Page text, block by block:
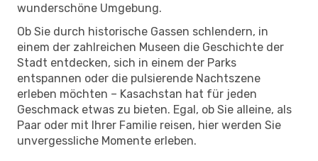
wunderschöne Umgebung.
Ob Sie durch historische Gassen schlendern, in
einem der zahlreichen Museen die Geschichte der
Stadt entdecken, sich in einem der Parks
entspannen oder die pulsierende Nachtszene
erleben möchten – Kasachstan hat für jeden
Geschmack etwas zu bieten. Egal, ob Sie alleine, als
Paar oder mit Ihrer Familie reisen, hier werden Sie
unvergessliche Momente erleben.